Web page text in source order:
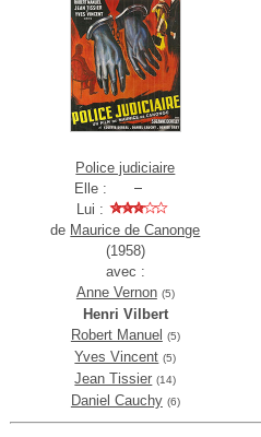
Police judiciaire
Elle :
Lui :
de Maurice de Canonge
(1958)
avec :
Anne Vernon (5)
Henri Vilbert
Robert Manuel
(5)
Yves Vincent (5)
Jean Tissier (14)
Daniel Cauchy (6)